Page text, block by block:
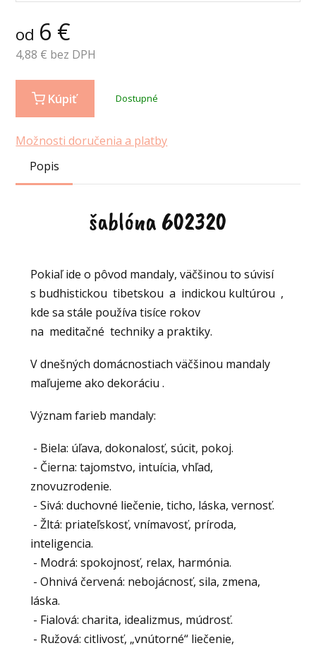
od 6 €
4,88 € bez DPH
Kúpiť Dostupné
Možnosti doručenia a platby
Popis
šablóna 602320
Pokiaľ ide o pôvod mandaly, väčšinou to súvisí
s budhistickou tibetskou a indickou kultúrou ,
kde sa stále používa tisíce rokov
na meditačné techniky a praktiky.
V dnešných domácnostiach väčšinou mandaly
maľujeme ako dekoráciu .
Význam farieb mandaly:
- Biela: úľava, dokonalosť, súcit, pokoj.
- Čierna: tajomstvo, intuícia, vhľad,
znovuzrodenie.
- Sivá: duchovné liečenie, ticho, láska, vernosť.
- Žltá: priateľskosť, vnímavosť, príroda,
inteligencia.
- Modrá: spokojnosť, relax, harmónia.
- Ohnivá červená: nebojácnosť, sila, zmena,
láska.
- Fialová: charita, idealizmus, múdrosť.
- Ružová: citlivosť, „vnútorné“ liečenie,